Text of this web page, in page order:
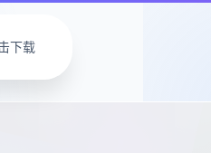
下载